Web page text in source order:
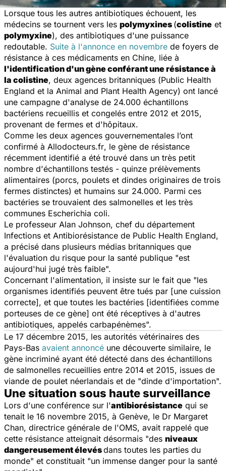
Lorsque tous les autres antibiotiques échouent, les
médecins se tournent vers les polymyxines (colistine et
polymyxine), des antibiotiques d'une puissance
redoutable. Suite à l'annonce en novembre de foyers de
résistance à ces médicaments en Chine, liée à
l'identification d'un gène conférant une résistance à
la colistine, deux agences britanniques (Public Health
England et la Animal and Plant Health Agency) ont lancé
une campagne d'analyse de 24.000 échantillons
bactériens recueillis et congelés entre 2012 et 2015,
provenant de fermes et d'hôpitaux.
Comme les deux agences gouvernementales l’ont
confirmé à Allodocteurs.fr, le gène de résistance
récemment identifié a été trouvé dans un très petit
nombre d'échantillons testés - quinze prélèvements
alimentaires (porcs, poulets et dindes originaires de trois
fermes distinctes) et humains sur 24.000. Parmi ces
bactéries se trouvaient des salmonelles et les très
communes Escherichia coli.
Le professeur Alan Johnson, chef du département
Infections et Antibiorésistance de Public Health England,
a précisé dans plusieurs médias britanniques que
l'évaluation du risque pour la santé publique "est
aujourd'hui jugé très faible".
Concernant l'alimentation, il insiste sur le fait que "les
organismes identifiés peuvent être tués par [une cuission
correcte], et que toutes les bactéries [identifiées comme
porteuses de ce gène] ont été réceptives à d'autres
antibiotiques, appelés carbapénèmes".
Le 17 décembre 2015, les autorités vétérinaires des
Pays-Bas avaient annoncé une découverte similaire, le
gène incriminé ayant été détecté dans des échantillons
de salmonelles recueillies entre 2014 et 2015, issues de
viande de poulet néerlandais et de "dinde d'importation".
Une situation sous haute surveillance
Lors d'une conférence sur l'antibiorésistance qui se
tenait le 16 novembre 2015, à Genève, le Dr Margaret
Chan, directrice générale de l'OMS, avait rappelé que
cette résistance atteignait désormais "des niveaux
dangereusement élevésdans toutes les parties du
monde" et constituait "un immense danger pour la santé